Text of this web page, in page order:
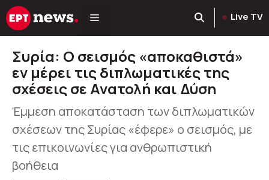
Μετάβαση
σε
Live TV
Συρία: Ο σεισμός «αποκαθιστά»
εν μέρει τις διπλωματικές της
σχέσεις σε Ανατολή και Δύση
Έμμεση αποκατάσταση των διπλωματικών
σχέσεων της Συρίας «έφερε» ο σεισμός, με
τις επικοινωνίες για ανθρωπιστική
βοήθεια